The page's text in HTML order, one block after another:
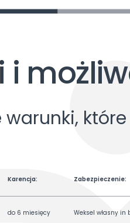
i
warunki,
Karencja: Zabezpieczenie:
do 6 miesięcy Weksel własny in